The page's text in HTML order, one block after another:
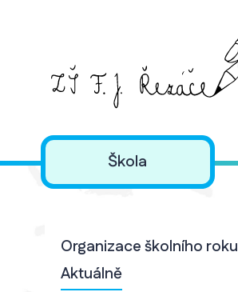
Škola
Organizace školního roku
Aktuálně